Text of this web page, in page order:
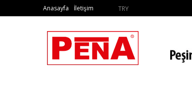
TRY
Anasayfa İletişim